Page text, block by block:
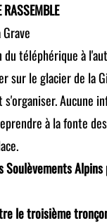
téléphérique à
le glacier de la
Aucune
à la fonte
Soulèvements
le troisième